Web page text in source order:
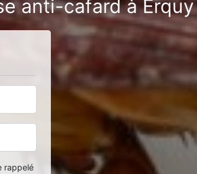
anti-cafard à Erquy
rappelé